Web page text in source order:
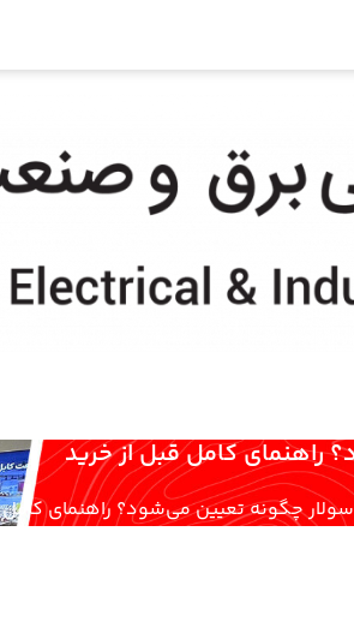
کامل قبل از خرید
چگونه تعیین می‌شود؟ راهنمای کامل